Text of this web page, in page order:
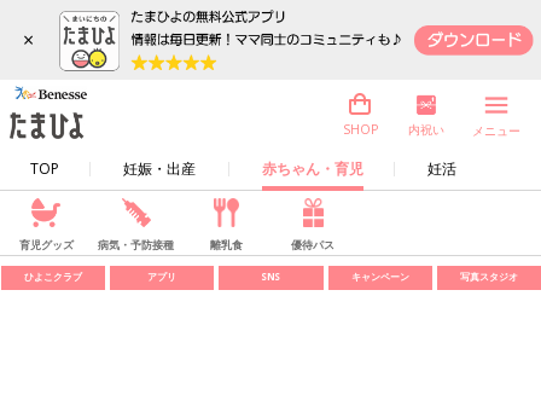
×
TOP 妊娠・出産 赤ちゃん・育児 妊活
SHOP 内祝い メニュー
育児グッズ 病気・予防接種 離乳食 優待パス
ひよこクラブ アプリ SNS キャンペーン 写真スタジオ